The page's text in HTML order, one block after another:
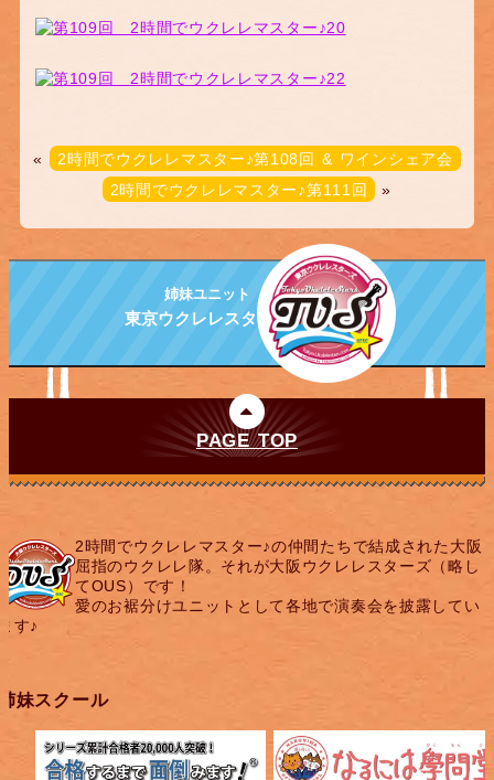
« 2時間でウクレレマスター♪第108回 & ワインシェア会
2時間でウクレレマスター♪第111回
»
姉妹ユニット
東京ウクレレスターズ
PAGE TOP
2時間でウクレレマスター♪の仲間たちで結成された大阪
屈指のウクレレ隊。それが大阪ウクレレスターズ（略し
てOUS）です！
愛のお裾分けユニットとして各地で演奏会を披露してい
す♪
妹スクール